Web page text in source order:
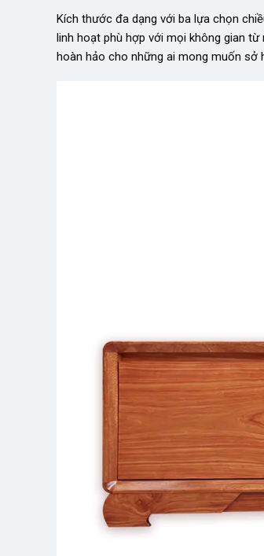
Kích thước đa dạng với ba lựa chọn
linh hoạt phù hợp với mọi không gian
hoàn hảo cho những ai mong muốn sở